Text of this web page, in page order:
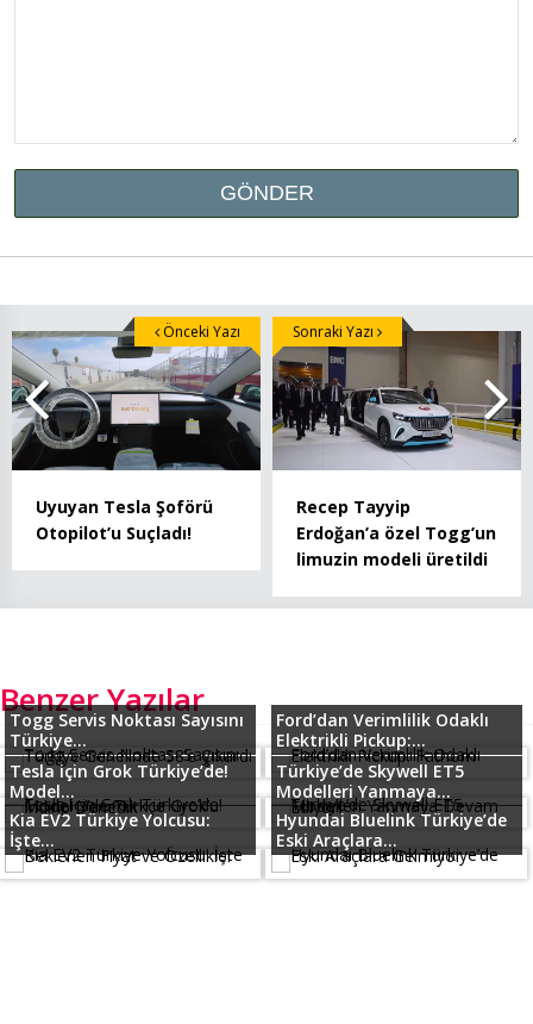
Uyuyan Tesla Şoförü
Otopilot’u Suçladı!
Önceki Yazı
Recep Tayyip
Erdoğan’a özel Togg’un
limuzin modeli üretildi
Sonraki Yazı
Benzer Yazılar
Togg Servis Noktası Sayısını
Türkiye...
Ford’dan Verimlilik Odaklı
Elektrikli Pickup:...
Tesla için Grok Türkiye’de!
Model...
Türkiye’de Skywell ET5
Modelleri Yanmaya...
Kia EV2 Türkiye Yolcusu:
İşte...
Hyundai Bluelink Türkiye’de
Eski Araçlara...